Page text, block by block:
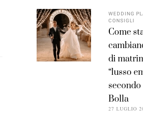
WEDDING
CONSIGLI
Come
di
“lusso
Bolla
27 LUGLIO